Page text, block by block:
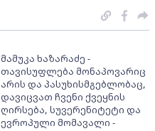
მამუკა ხაზარაძე -
თავისუფლება მონაპოვარიც
არის და პასუხისმგებლობაც,
დავიცვათ ჩვენი ქვეყნის
ღირსება, სუვერენიტეტი და
ევროპული მომავალი -